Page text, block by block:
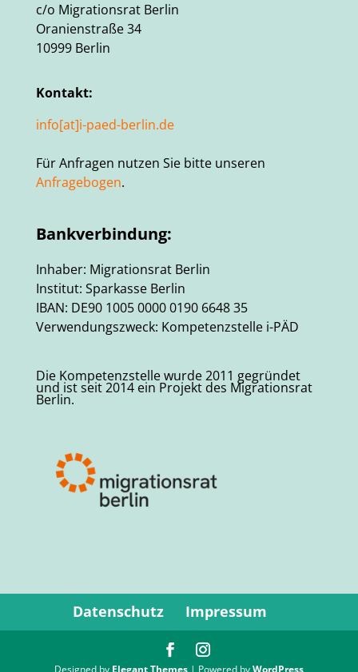
c/o Migrationsrat Berlin
Oranienstraße 34
10999 Berlin
Kontakt:
info[at]i-paed-berlin.de
Für Anfragen nutzen Sie bitte unseren
Anfragebogen.
Bankverbindung:
Inhaber: Migrationsrat Berlin
Institut: Sparkasse Berlin
IBAN: DE90 1005 0000 0190 6648 35
Verwendungszweck: Kompetenzstelle i-PÄD
Die Kompetenzstelle wurde 2011 gegründet
und ist seit 2014 ein Projekt des Migrationsrat
Berlin.
Datenschutz Impressum
Designed by Elegant Themes| Powered byWordPress